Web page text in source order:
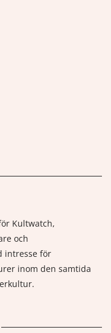
Kultwatch,
och
intresse för
inom den samtida